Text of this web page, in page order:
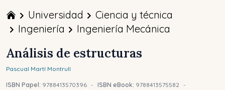
Universidad
Ciencia y técnica
Ingeniería
Ingeniería Mecánica
Análisis de estructuras
Pascual Martí Montrull
ISBN Papel: 9788413570396 - ISBN eBook: 9788413575582
-